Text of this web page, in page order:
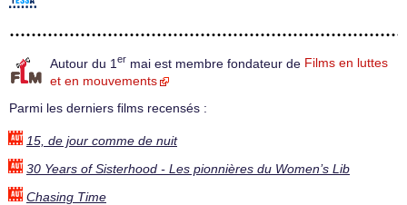
Autour du 1 er mai est membre fondateur de Films en luttes
et en mouvements
Parmi les derniers films recensés :
15, de jour comme de nuit
30 Years of Sisterhood - Les pionnières du Women’s Lib
Chasing Time